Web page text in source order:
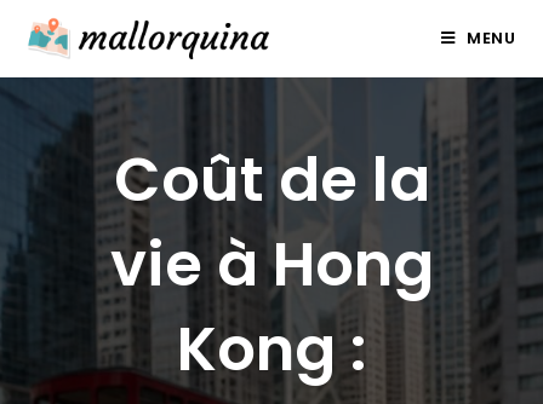
content
MENU
Coût de la
vie à Hong
Kong :